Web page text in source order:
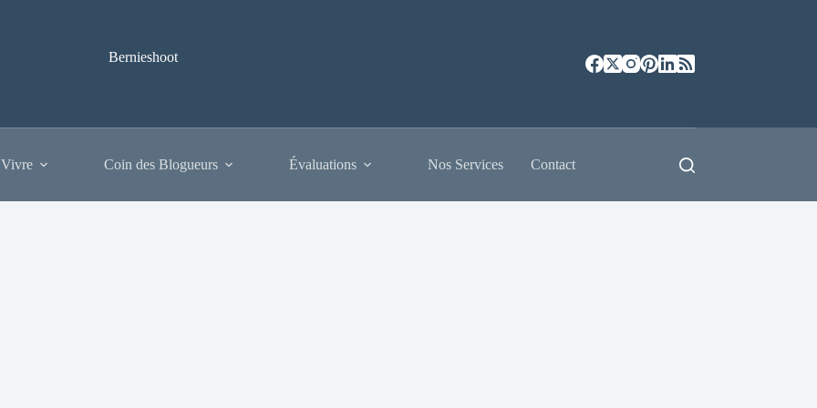
Bernieshoot
Coin des Blogueurs Évaluations Nos Services Contact